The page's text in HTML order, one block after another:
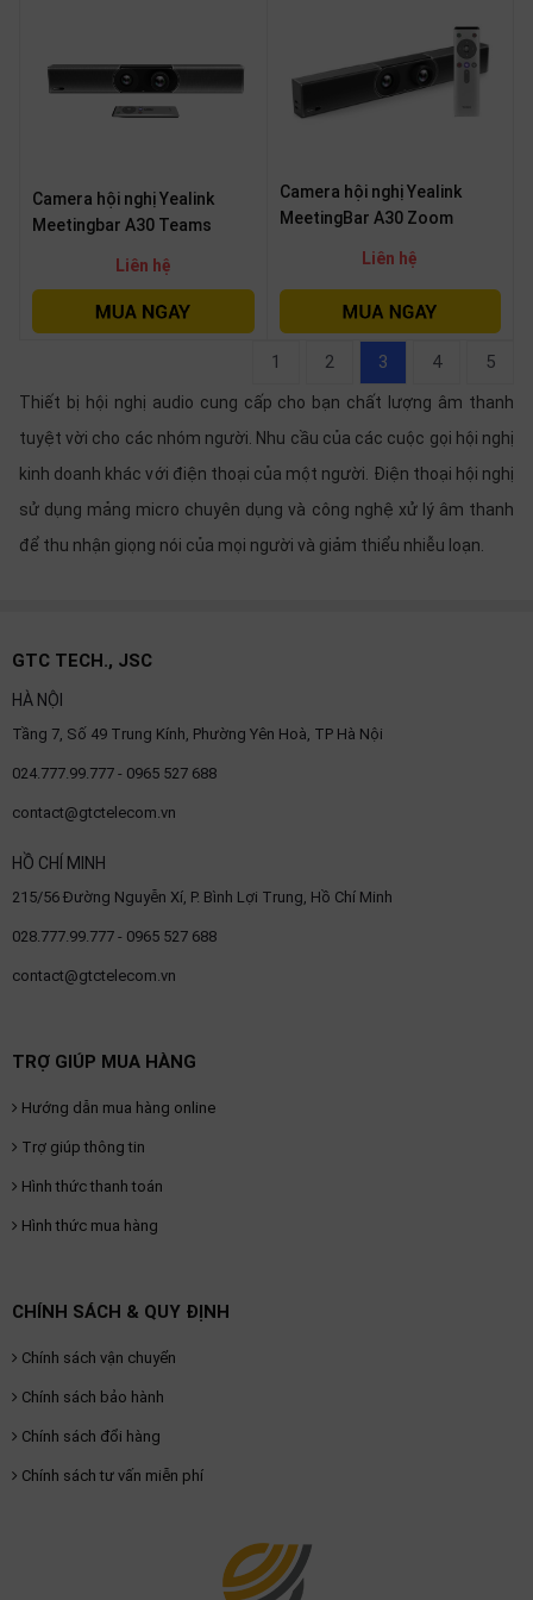
Camera hội nghị Yealink
Meetingbar A30 Teams
Liên hệ
Camera hội nghị Yealink
MeetingBar A30 Zoom
Liên hệ
1 2 3 4 5
Thiết bị hội nghị audio cung cấp cho bạn chất lượng âm thanh
tuyệt vời cho các nhóm người. Nhu cầu của các cuộc gọi hội nghị
kinh doanh khác với điện thoại của một người. Điện thoại hội nghị
sử dụng mảng micro chuyên dụng và công nghệ xử lý âm thanh
để thu nhận giọng nói của mọi người và giảm thiểu nhiễu loạn.
GTC TECH., JSC
HÀ NỘI
Tầng 7, Số 49 Trung Kính, Phường Yên Hoà, TP Hà Nội
024.777.99.777 - 0965 527 688
contact@gtctelecom.vn
HỒ CHÍ MINH
215/56 Đường Nguyễn Xí, P. Bình Lợi Trung, Hồ Chí Minh
028.777.99.777 - 0965 527 688
contact@gtctelecom.vn
TRỢ GIÚP MUA HÀNG
Hướng dẫn mua hàng online
Trợ giúp thông tin
Hình thức thanh toán
Hình thức mua hàng
CHÍNH SÁCH & QUY ĐỊNH
Chính sách vận chuyển
Chính sách bảo hành
Chính sách đổi hàng
Chính sách tư vấn miễn phí